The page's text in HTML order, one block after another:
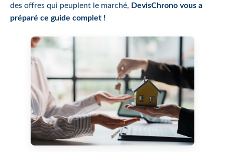
des offres qui peuplent le marché, DevisChrono vous a
préparé ce guide complet !